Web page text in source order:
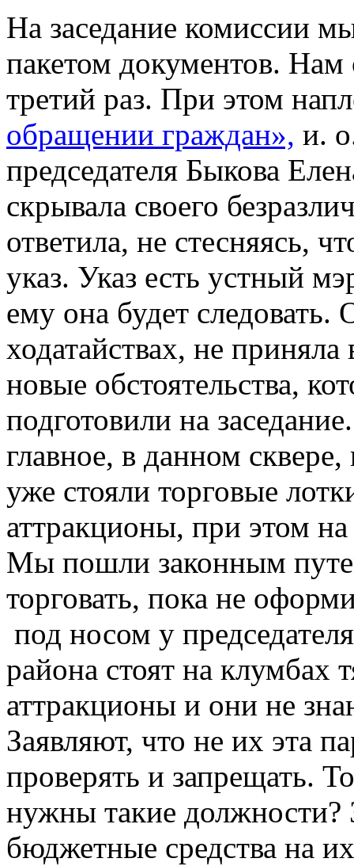
На заседание комиссии
пакетом документов. Нам
третий раз. При этом
обращении граждан», и.
председателя Быкова
скрывала своего
ответила, не стесняясь,
указ. Указ есть устный
ему она будет следовать.
ходатайствах, не
новые обстоятельства,
подготовили на
главное, в данном
уже стояли торговые
аттракционы, при этом на
Мы пошли законным
торговать, пока не
под носом у
района стоят на клумбах
аттракционы и они не
Заявляют, что не их эта
проверять и запрещать.
нужны такие должности?
бюджетные средства на